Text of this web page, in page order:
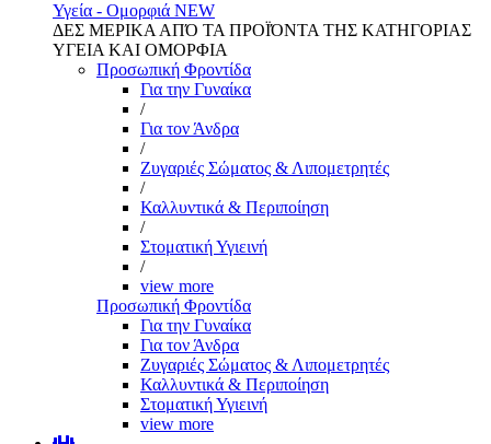
Υγεία - Ομορφιά NEW
ΔΕΣ ΜΕΡΙΚΑ ΑΠΌ ΤΑ ΠΡΟΪΌΝΤΑ ΤΗΣ ΚΑΤΗΓΟΡΙΑΣ
ΥΓΕΙΑ ΚΑΙ ΟΜΟΡΦΙΑ
Προσωπική Φροντίδα
Για την Γυναίκα
/
Για τον Άνδρα
/
Ζυγαριές Σώματος & Λιπομετρητές
/
Καλλυντικά & Περιποίηση
/
Στοματική Υγιεινή
/
view more
Προσωπική Φροντίδα
Για την Γυναίκα
Για τον Άνδρα
Ζυγαριές Σώματος & Λιπομετρητές
Καλλυντικά & Περιποίηση
Στοματική Υγιεινή
view more